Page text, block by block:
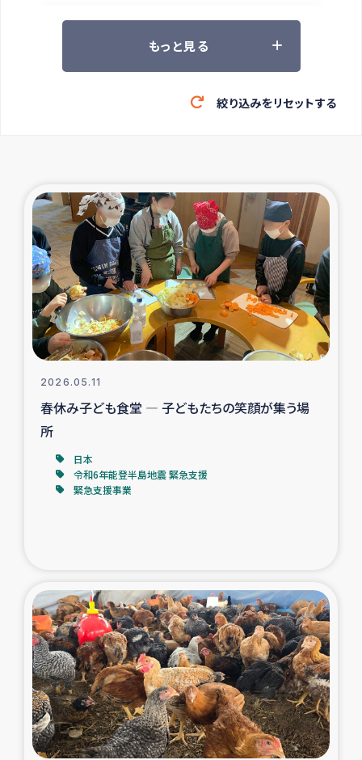
ツアー参加者の声
緊急救援の時代
東ティモール豪雨緊急支援
大雨による洪水被災者支援
カカオ生産者支援事業
シリア国内避難民・帰還民の生活再建支援
トルコにおけるシリア難民支援事業
インドネシア中部 スラウェシの地震・津波被災者支援
スリランカ ジャフナ県干物事業
スリランカの南北女性をつなぐサリー・リサイクル・プロ
ジェクト
復興支援事業
民際教育事業
もっと見る
絞り込みをリセットする
2026.05.11
春休み子ども食堂 ― 子どもたちの笑顔が集う場
所
日本
令和6年能登半島地震 緊急支援
緊急支援事業